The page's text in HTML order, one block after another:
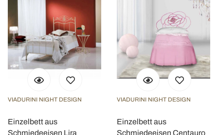
VIADURINI NIGHT DESIGN
Einzelbett aus
Schmiedeeisen Lira
VIADURINI NIGHT DESIGN
Einzelbett aus
Schmiedeeisen Centauro